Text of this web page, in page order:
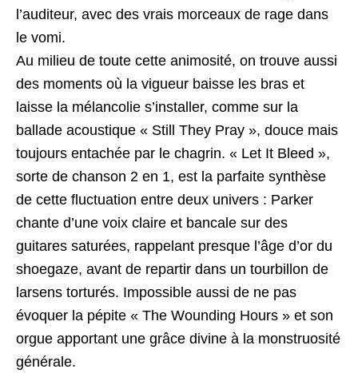
l’auditeur, avec des vrais morceaux de rage dans
le vomi.
Au milieu de toute cette animosité, on trouve aussi
des moments où la vigueur baisse les bras et
laisse la mélancolie s’installer, comme sur la
ballade acoustique « Still They Pray », douce mais
toujours entachée par le chagrin. « Let It Bleed »,
sorte de chanson 2 en 1, est la parfaite synthèse
de cette fluctuation entre deux univers : Parker
chante d’une voix claire et bancale sur des
guitares saturées, rappelant presque l’âge d’or du
shoegaze, avant de repartir dans un tourbillon de
larsens torturés. Impossible aussi de ne pas
évoquer la pépite « The Wounding Hours » et son
orgue apportant une grâce divine à la monstruosité
générale.